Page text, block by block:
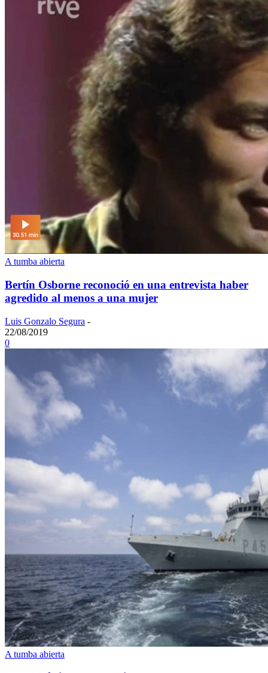
A tumba abierta
Bertín Osborne reconoció en una entrevista haber
agredido al menos a una mujer
Luis Gonzalo Segura -
22/08/2019
0
A tumba abierta